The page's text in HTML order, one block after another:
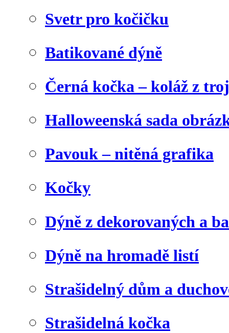
Svetr pro kočičku
Batikované dýně
Černá kočka – koláž z
Halloweenská sada
Pavouk – nitěná grafika
Kočky
Dýně z dekorovaných a
Dýně na hromadě listí
Strašidelný dům a
Strašidelná kočka